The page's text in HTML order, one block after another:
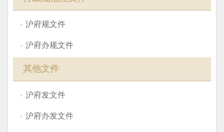
沪府规文件
沪府办规文件
其他文件
沪府发文件
沪府办发文件